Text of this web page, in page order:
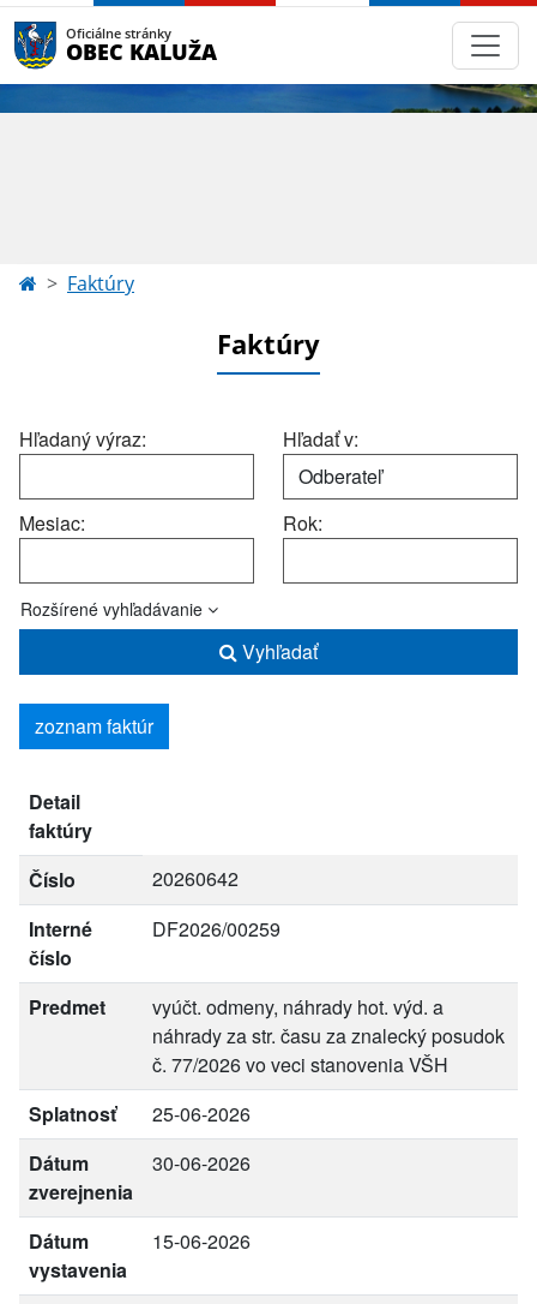
Oficiálne stránky
OBEC KALUŽA
Faktúry
Faktúry
Hľadaný výraz: Hľadať v:
Mesiac: Rok:
Rozšírené vyhľadávanie
Vyhľadať
zoznam faktúr
Detail
faktúry
Číslo
20260642
Interné
číslo
DF2026/00259
Predmet
vyúčt. odmeny, náhrady hot. výd. a
náhrady za str. času za znalecký posudok
č. 77/2026 vo veci stanovenia VŠH
Splatnosť
25-06-2026
Dátum
zverejnenia
30-06-2026
Dátum
vystavenia
15-06-2026